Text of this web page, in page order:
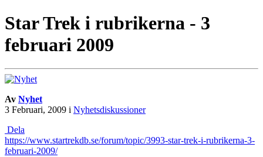
Star Trek i rubrikerna - 3
februari 2009
Av Nyhet
3 Februari, 2009 i Nyhetsdiskussioner
Dela
https://www.startrekdb.se/forum/topic/3993-star-trek-i-rubrikerna-3-
februari-2009/